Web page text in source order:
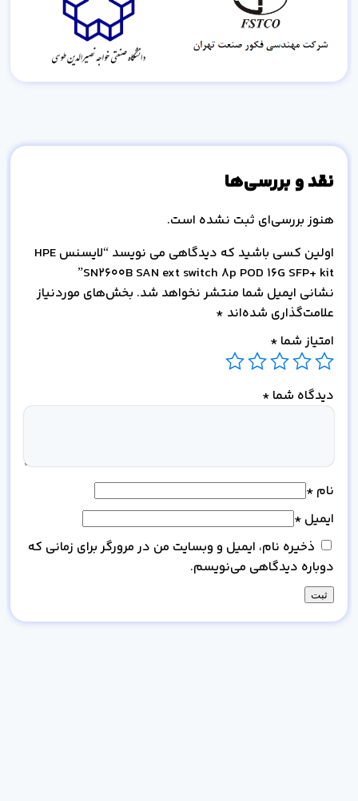
نقد و بررسی‌ها
هنوز بررسی‌ای ثبت نشده است.
اولین کسی باشید که دیدگاهی می نویسد “لایسنس HPE
SN2600B SAN ext switch 8p POD 16G SFP+ kit”
نشانی ایمیل شما منتشر نخواهد شد. بخش‌های موردنیاز
علامت‌گذاری شده‌اند *
امتیاز شما *
دیدگاه شما *
نام *
ایمیل *
ذخیره نام، ایمیل و وبسایت من در مرورگر برای زمانی که
دوباره دیدگاهی می‌نویسم.